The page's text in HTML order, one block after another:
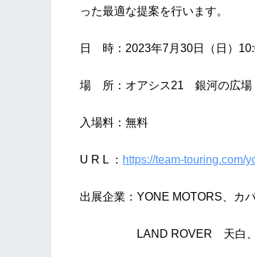
った最適な提案を行います。
日 時：2023年7月30日（日）
場 所：オアシス21 銀河の広場
入場料：無料
U R L ： https://team-touring.com/
出展企業：YONE MOTORS、カ
LAND ROVER 天白、